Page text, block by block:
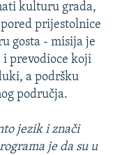
kulturu grada,
prijestolnice
gosta - misija je
i prevodioce koji
a podršku
područja.
jezik i znači
je da su u